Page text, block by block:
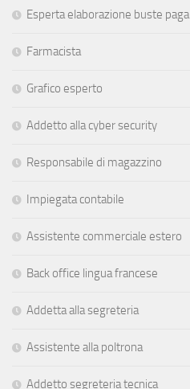
Esperta elaborazione buste paga
Farmacista
Grafico esperto
Addetto alla cyber security
Responsabile di magazzino
Impiegata contabile
Assistente commerciale estero
Back office lingua francese
Addetta alla segreteria
Assistente alla poltrona
Addetto segreteria tecnica